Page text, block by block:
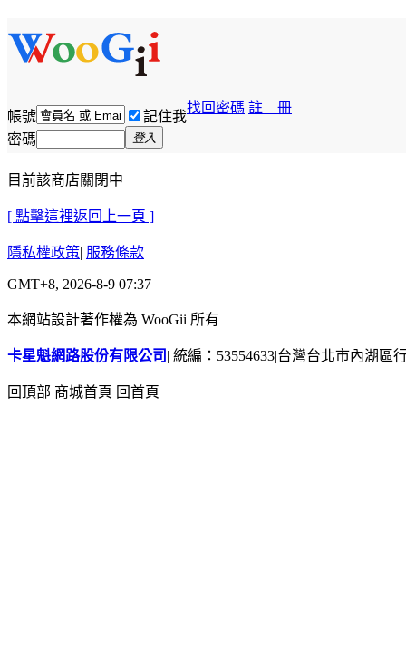
帳號 記住我
找回密碼 註 冊
密碼 登入
目前該商店關閉中
[ 點擊這裡返回上一頁 ]
隱私權政策| 服務條款
GMT+8, 2026-8-9 07:37
本網站設計著作權為 WooGii 所有
卡星魁網路股份有限公司 | 統編：53554633|台灣台北市內湖區
回頂部 商城首頁 回首頁